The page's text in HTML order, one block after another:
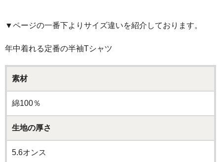
▼ページの一番下よりサイズ違いを紹介しております。
年中着れる定番の半袖Tシャツ
素材
綿100％
生地の厚さ
5.6オンス